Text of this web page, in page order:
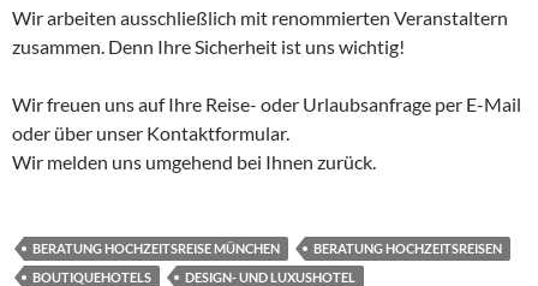
Wir arbeiten ausschließlich mit renommierten Veranstaltern
zusammen. Denn Ihre Sicherheit ist uns wichtig!
Wir freuen uns auf Ihre Reise- oder Urlaubsanfrage per E-Mail
oder über unser Kontaktformular.
Wir melden uns umgehend bei Ihnen zurück.
BERATUNG HOCHZEITSREISE MÜNCHEN
BERATUNG HOCHZEITSREISEN
BOUTIQUEHOTELS
DESIGN- UND LUXUSHOTEL